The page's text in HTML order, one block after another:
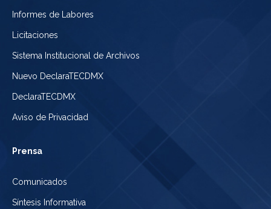
Informes de Labores
Licitaciones
Sistema Institucional de Archivos
Nuevo DeclaraTECDMX
DeclaraTECDMX
Aviso de Privacidad
Prensa
Comunicados
Síntesis Informativa